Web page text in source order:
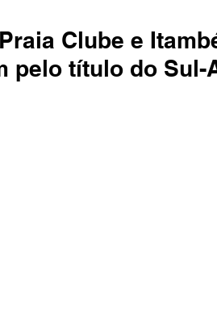
Clube e
pelo título do Sul-